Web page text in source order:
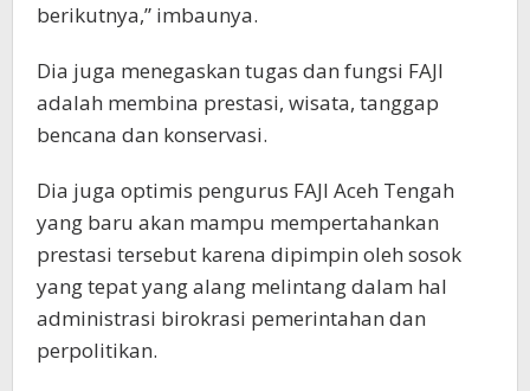
berikutnya,” imbaunya.
Dia juga menegaskan tugas dan fungsi FAJI
adalah membina prestasi, wisata, tanggap
bencana dan konservasi.
Dia juga optimis pengurus FAJI Aceh Tengah
yang baru akan mampu mempertahankan
prestasi tersebut karena dipimpin oleh sosok
yang tepat yang alang melintang dalam hal
administrasi birokrasi pemerintahan dan
perpolitikan.